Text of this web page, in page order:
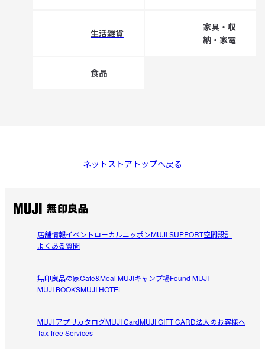
生活雑貨
家具・収
納・家電
食品
ネットストアトップへ戻る
店舗情報イベントローカルニッポンMUJI SUPPORT空間設計
よくある質問
無印良品の家Café&Meal MUJIキャンプ場Found MUJI
MUJI BOOKSMUJI HOTEL
MUJI アプリカタログMUJI CardMUJI GIFT CARD法人のお客様へ
Tax-free Services